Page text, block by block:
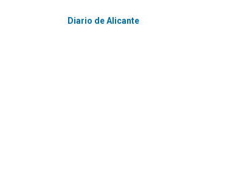
Diario de Alicante